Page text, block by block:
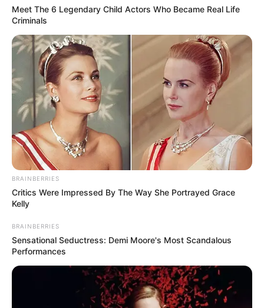
Meet The 6 Legendary Child Actors Who Became Real Life
Criminals
BRAINBERRIES
Critics Were Impressed By The Way She Portrayed Grace
Kelly
BRAINBERRIES
Sensational Seductress: Demi Moore's Most Scandalous
Performances